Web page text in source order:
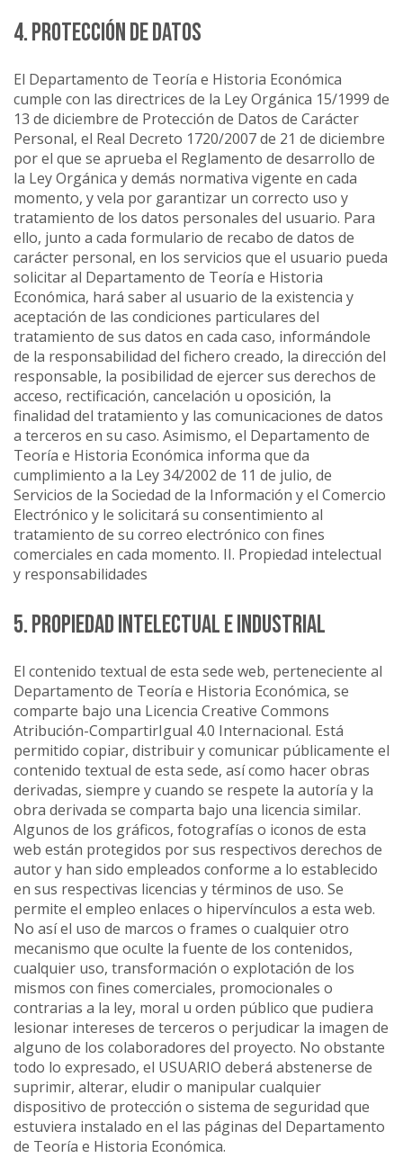
4. PROTECCIÓN DE DATOS
El Departamento de Teoría e Historia Económica
cumple con las directrices de la Ley Orgánica 15/1999 de
13 de diciembre de Protección de Datos de Carácter
Personal, el Real Decreto 1720/2007 de 21 de diciembre
por el que se aprueba el Reglamento de desarrollo de
la Ley Orgánica y demás normativa vigente en cada
momento, y vela por garantizar un correcto uso y
tratamiento de los datos personales del usuario. Para
ello, junto a cada formulario de recabo de datos de
carácter personal, en los servicios que el usuario pueda
solicitar al Departamento de Teoría e Historia
Económica, hará saber al usuario de la existencia y
aceptación de las condiciones particulares del
tratamiento de sus datos en cada caso, informándole
de la responsabilidad del fichero creado, la dirección del
responsable, la posibilidad de ejercer sus derechos de
acceso, rectificación, cancelación u oposición, la
finalidad del tratamiento y las comunicaciones de datos
a terceros en su caso. Asimismo, el Departamento de
Teoría e Historia Económica informa que da
cumplimiento a la Ley 34/2002 de 11 de julio, de
Servicios de la Sociedad de la Información y el Comercio
Electrónico y le solicitará su consentimiento al
tratamiento de su correo electrónico con fines
comerciales en cada momento. II. Propiedad intelectual
y responsabilidades
5. PROPIEDAD INTELECTUAL E INDUSTRIAL
El contenido textual de esta sede web, perteneciente al
Departamento de Teoría e Historia Económica, se
comparte bajo una Licencia Creative Commons
Atribución-CompartirIgual 4.0 Internacional. Está
permitido copiar, distribuir y comunicar públicamente el
contenido textual de esta sede, así como hacer obras
derivadas, siempre y cuando se respete la autoría y la
obra derivada se comparta bajo una licencia similar.
Algunos de los gráficos, fotografías o iconos de esta
web están protegidos por sus respectivos derechos de
autor y han sido empleados conforme a lo establecido
en sus respectivas licencias y términos de uso. Se
permite el empleo enlaces o hipervínculos a esta web.
No así el uso de marcos o frames o cualquier otro
mecanismo que oculte la fuente de los contenidos,
cualquier uso, transformación o explotación de los
mismos con fines comerciales, promocionales o
contrarias a la ley, moral u orden público que pudiera
lesionar intereses de terceros o perjudicar la imagen de
alguno de los colaboradores del proyecto. No obstante
todo lo expresado, el USUARIO deberá abstenerse de
suprimir, alterar, eludir o manipular cualquier
dispositivo de protección o sistema de seguridad que
estuviera instalado en el las páginas del Departamento
de Teoría e Historia Económica.